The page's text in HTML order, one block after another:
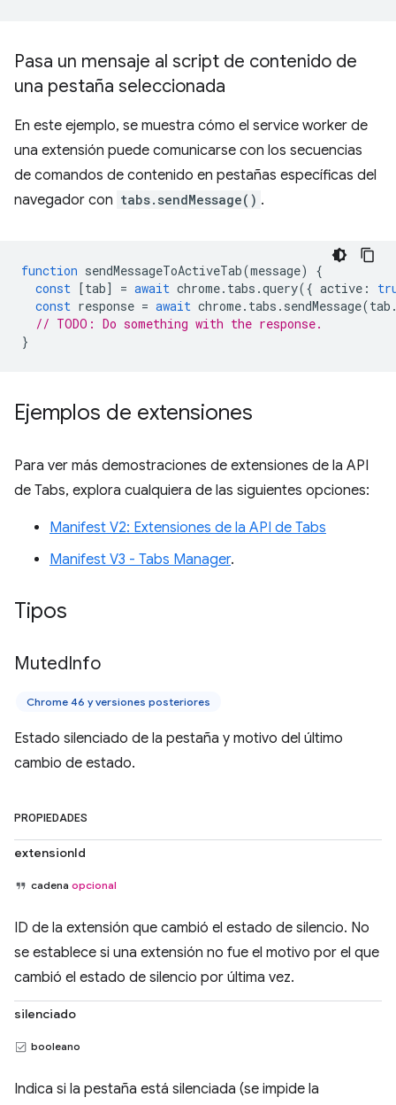
Pasa un mensaje al script de contenido de
una pestaña seleccionada
En este ejemplo, se muestra cómo el service worker de
una extensión puede comunicarse con los secuencias
de comandos de contenido en pestañas específicas del
navegador con tabs.sendMessage() .
function sendMessageToActiveTab(message)
{
const [tab] = await chrome. tabs .query({ active :
const response = await chrome. tabs . sendMessage(tab
// TODO: Do something with the response.
}
Ejemplos de extensiones
Para ver más demostraciones de extensiones de la API
de Tabs, explora cualquiera de las siguientes opciones:
Manifest V2: Extensiones de la API de Tabs
Manifest V3 - Tabs Manager.
Tipos
MutedInfo
Chrome 46 y versiones posteriores
Estado silenciado de la pestaña y motivo del último
cambio de estado.
PROPIEDADES
extensionId
cadena opcional
ID de la extensión que cambió el estado de silencio. No
se establece si una extensión no fue el motivo por el que
cambió el estado de silencio por última vez.
silenciado
booleano
Indica si la pestaña está silenciada (se impide la